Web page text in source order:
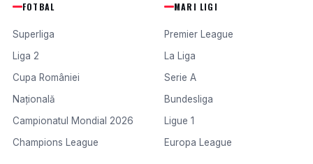
FOTBAL
Superliga
Liga 2
Cupa României
Națională
Campionatul Mondial 2026
Champions League
MARI LIGI
Premier League
La Liga
Serie A
Bundesliga
Ligue 1
Europa League